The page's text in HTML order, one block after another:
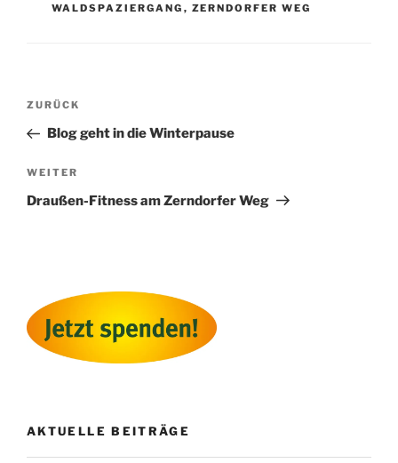
WALDSPAZIERGANG , ZERNDORFER WEG
Beitragsnavigation
Vorheriger
Beitrag
ZURÜCK
Blog geht in die Winterpause
Nächster
Beitrag
WEITER
Draußen-Fitness am Zerndorfer Weg
AKTUELLE BEITRÄGE